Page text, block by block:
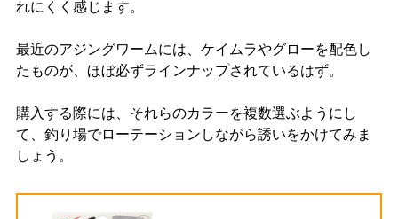
れにくく感じます。
最近のアジングワームには、ケイムラやグローを配色し
たものが、ほぼ必ずラインナップされているはず。
購入する際には、それらのカラーを複数選ぶようにし
て、釣り場でローテーションしながら誘いをかけてみま
しょう。